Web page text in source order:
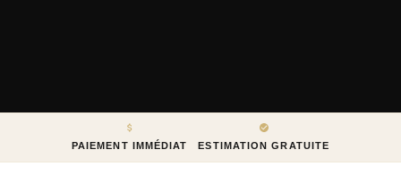
PAIEMENT IMMÉDIAT ESTIMATION GRATUITE